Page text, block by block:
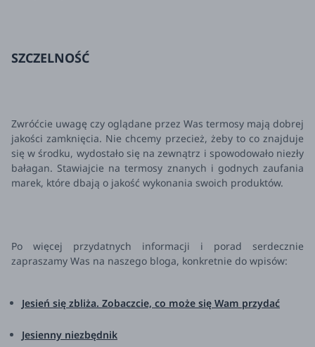
SZCZELNOŚĆ
Zwróćcie uwagę czy oglądane przez Was termosy mają dobrej
jakości zamknięcia. Nie chcemy przecież, żeby to co znajduje
się w środku, wydostało się na zewnątrz i spowodowało niezły
bałagan. Stawiajcie na termosy znanych i godnych zaufania
marek, które dbają o jakość wykonania swoich produktów.
Po więcej przydatnych informacji i porad serdecznie
zapraszamy Was na naszego bloga, konkretnie do wpisów:
Jesień się zbliża. Zobaczcie, co może się Wam przydać
Jesienny niezbędnik